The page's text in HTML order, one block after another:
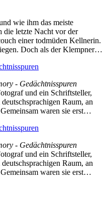
wie ihm das meiste
die letzte Nacht vor der
einer todmüden Kellnerin.
Doch als der Klempner…
- Gedächtnisspuren
und ein Schriftsteller,
Raum, an
waren sie erst…
- Gedächtnisspuren
und ein Schriftsteller,
Raum, an
waren sie erst…